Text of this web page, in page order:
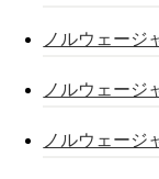
ノルウェージ
ノルウェージ
ノルウェージ